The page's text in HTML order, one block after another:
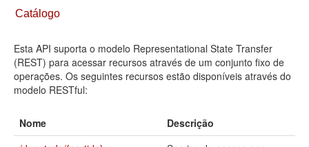
Sobre o projeto
Dados Abertos Alesp
Lei de Acesso à Informação
Planejamento
Catálogo
Esta API suporta o modelo Representational State Transfer
(REST) para acessar recursos através de um conjunto fixo de
operações. Os seguintes recursos estão disponíveis através do
modelo RESTful:
Nome
Descrição